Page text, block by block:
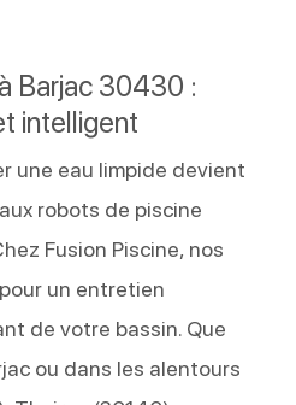
Barjac 30430 :
intelligent
une eau limpide devient
robots de piscine
Fusion Piscine, nos
un entretien
de votre bassin. Que
ou dans les alentours